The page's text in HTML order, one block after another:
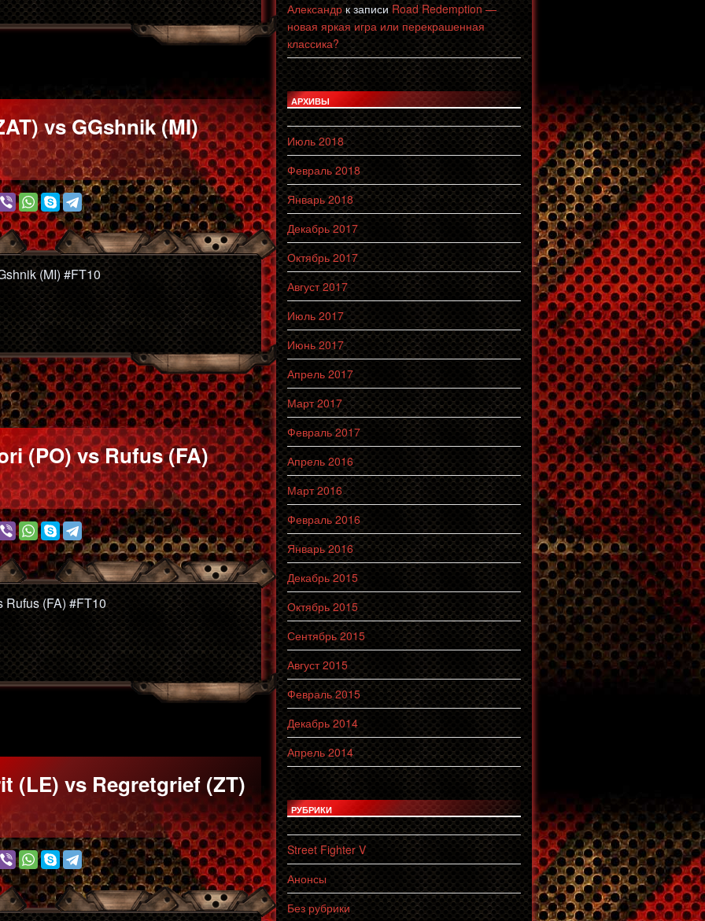
vs GGshnik (MI)
(MI) #FT10
(PO) vs Rufus (FA)
Rufus (FA) #FT10
(LE) vs Regretgrief (ZT)
Александрк записиRoad Redemption —
новая яркая игра или перекрашенная
классика?
АРХИВЫ
Июль 2018
Февраль 2018
Январь 2018
Декабрь 2017
Октябрь 2017
Август 2017
Июль 2017
Июнь 2017
Апрель 2017
Март 2017
Февраль 2017
Апрель 2016
Март 2016
Февраль 2016
Январь 2016
Декабрь 2015
Октябрь 2015
Сентябрь 2015
Август 2015
Февраль 2015
Декабрь 2014
Апрель 2014
РУБРИКИ
Street Fighter V
Анонсы
Без рубрики